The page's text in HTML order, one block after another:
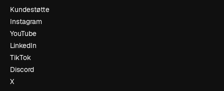
Kundestøtte
Instagram
YouTube
LinkedIn
TikTok
Discord
X